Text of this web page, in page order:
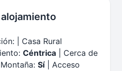
| Casa Rural
Céntrica | Cerca de
Sí| Acceso